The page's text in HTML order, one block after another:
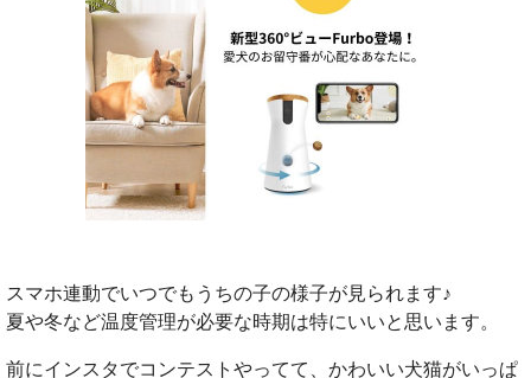
スマホ連動でいつでもうちの子の様子が見られます♪
夏や冬など温度管理が必要な時期は特にいいと思います。
前にインスタでコンテストやってて、かわいい犬猫がいっぱ